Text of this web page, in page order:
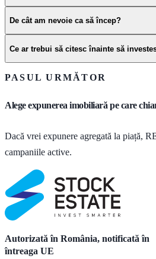
De cât am nevoie ca să încep?
Ce ar trebui să citesc înainte să
PASUL URMĂTOR
Alege expunerea imobiliară pe care
Dacă vrei expunere agregată la piață,
campaniile active.
Autorizată în România, notificată în
întreaga UE